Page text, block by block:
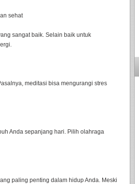
sehat
sangat baik. Selain baik untuk
meditasi bisa mengurangi stres
Anda sepanjang hari. Pilih olahraga
paling penting dalam hidup Anda. Meski